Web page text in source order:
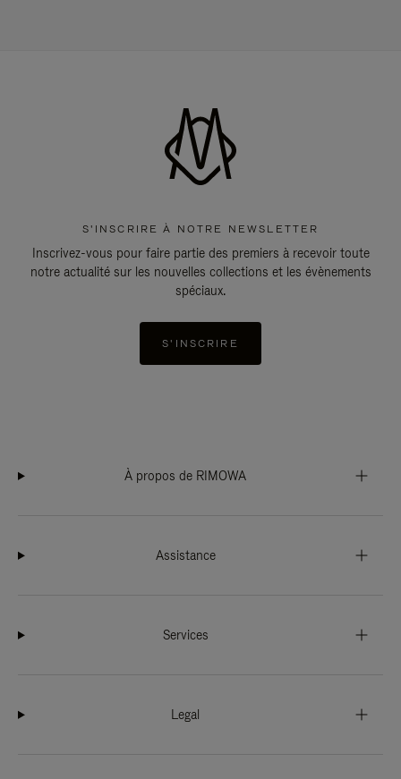
S'INSCRIRE À NOTRE NEWSLETTER
Inscrivez-vous pour faire partie des premiers à recevoir toute
notre actualité sur les nouvelles collections et les évènements
spéciaux.
S'INSCRIRE
À propos de RIMOWA
Assistance
Services
Legal